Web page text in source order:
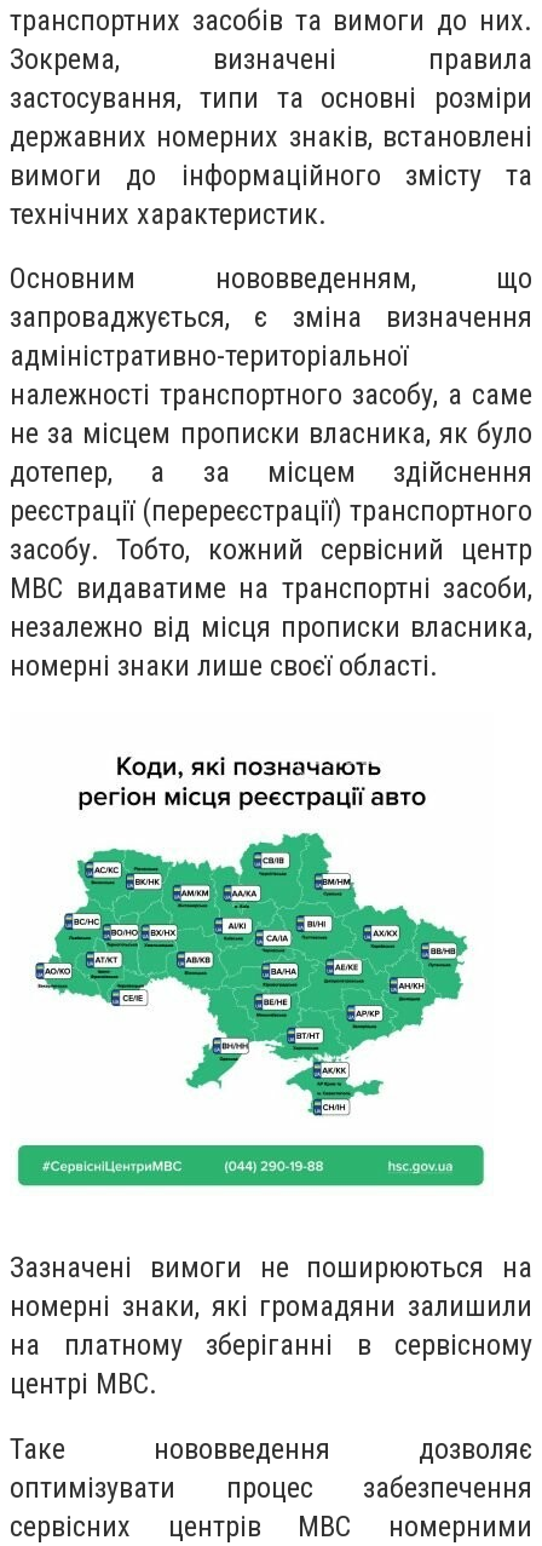
транспортних засобів та вимоги до них.
Зокрема, визначені правила
застосування, типи та основні розміри
державних номерних знаків, встановлені
вимоги до інформаційного змісту та
технічних характеристик.
Основним нововведенням, що
запроваджується, є зміна визначення
адміністративно-територіальної
належності транспортного засобу, а саме
не за місцем прописки власника, як було
дотепер, а за місцем здійснення
реєстрації (перереєстрації) транспортного
засобу. Тобто, кожний сервісний центр
МВС видаватиме на транспортні засоби,
незалежно від місця прописки власника,
номерні знаки лише своєї області.
Зазначені вимоги не поширюються на
номерні знаки, які громадяни залишили
на платному зберіганні в сервісному
центрі МВС.
Таке нововведення дозволяє
оптимізувати процес забезпечення
сервісних центрів МВС номерними